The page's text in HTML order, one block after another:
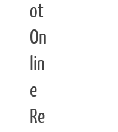
ot
On
lin
e
Re